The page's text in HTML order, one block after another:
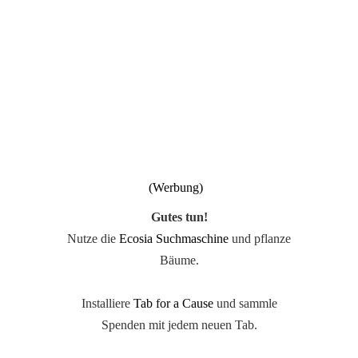
Gutes tun!
Nutze die Ecosia Suchmaschine und pflanze
Bäume.
Installiere Tab for a Causeund sammle
Spenden mit jedem neuen Tab.